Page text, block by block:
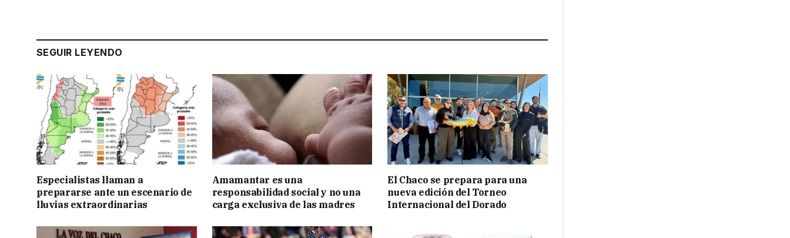
SEGUIR LEYENDO
Especialistas llaman a
prepararse ante un escenario de
lluvias extraordinarias
Amamantar es una
responsabilidad social y no una
carga exclusiva de las madres
El Chaco se prepara para una
nueva edición del Torneo
Internacional del Dorado